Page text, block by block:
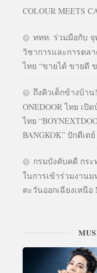
COLOUR MEETS
ททท. ร่วมมือกับ
วิชาการและการตล
ไทย “ขายได้ ขายดี
ถึงคิวเด็กข้างบ้าน
ONEDOOR ไทย เ
ไทย
BANGKOK” ปักดีเด
กรมบังคับคดี กระ
ในการเข้าร่วมงาน
ตะวันออกเฉียงเหนือ